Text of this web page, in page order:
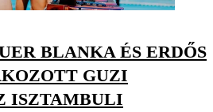
BLANKA ÉS ERDŐS
GUZI
ISZTAMBULI